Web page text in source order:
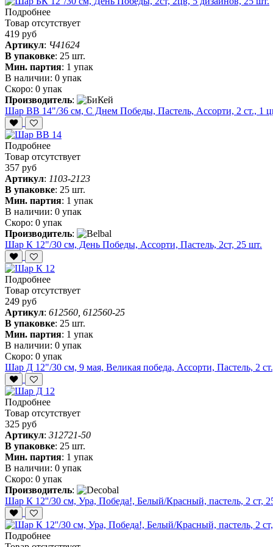
Подробнее
Товар отсутствует
419 руб
Артикул: Ч41624
В упаковке: 25 шт.
Мин. партия: 1 упак
В наличии: 0 упак
Скоро: 0 упак
Производитель:
Шар ВВ 14"/36 см, С Днем Победы, Пастель, Ассорти, 2 ст., 1
Подробнее
Товар отсутствует
357 руб
Артикул: 1103-2123
В упаковке: 25 шт.
Мин. партия: 1 упак
В наличии: 0 упак
Скоро: 0 упак
Производитель:
Шар К 12"/30 см, День Победы, Ассорти, Пастель, 2ст, 25 шт.
Подробнее
Товар отсутствует
249 руб
Артикул: 612560, 612560-25
В упаковке: 25 шт.
Мин. партия: 1 упак
В наличии: 0 упак
Скоро: 0 упак
Шар Д 12"/30 см, 9 мая, Великая победа, Ассорти, Пастель, 2
Подробнее
Товар отсутствует
325 руб
Артикул: 312721-50
В упаковке: 25 шт.
Мин. партия: 1 упак
В наличии: 0 упак
Скоро: 0 упак
Производитель:
Шар К 12''/30 см, Ура, Победа!, Белый/Красный, пастель, 2 ст,
Подробнее